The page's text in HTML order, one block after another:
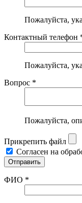
Пожалуйста,
Контактный телефон
Пожалуйста,
Вопрос *
Пожалуйста,
Прикрепить файл
Согласен на
ФИО *